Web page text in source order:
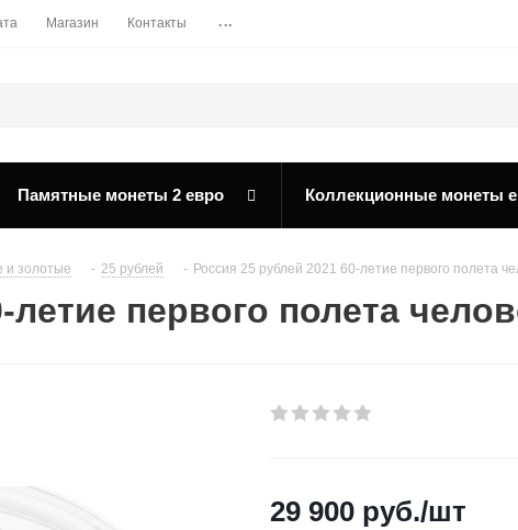
Магазин Контакты ...
Памятные монеты 2 евро Коллекционные монеты
и золотые - 25 рублей - Россия 25 рублей 2021 60-летие первого полета
первого полета
29 900 руб./шт